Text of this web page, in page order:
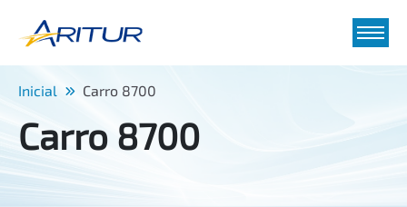
Inicial Carro 8700
Carro 8700